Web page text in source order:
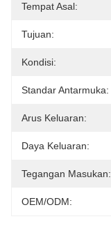
Tempat Asal:
Tujuan:
Kondisi:
Standar Antarmuka:
Arus Keluaran:
Daya Keluaran:
Tegangan Masukan:
OEM/ODM: